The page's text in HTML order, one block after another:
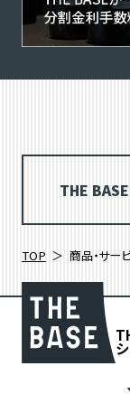
THE
TOP 商品・サー